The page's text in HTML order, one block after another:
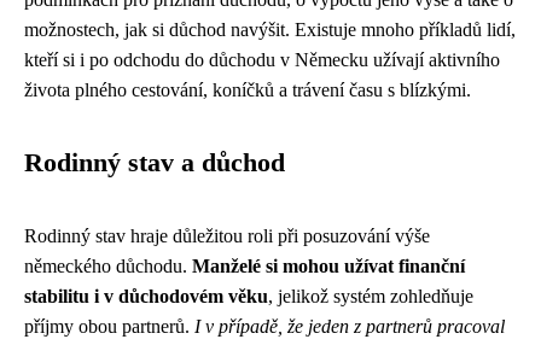
možnostech, jak si důchod navýšit. Existuje mnoho příkladů lidí,
kteří si i po odchodu do důchodu v Německu užívají aktivního
života plného cestování, koníčků a trávení času s blízkými.
Rodinný stav a důchod
Rodinný stav hraje důležitou roli při posuzování výše
německého důchodu. Manželé si mohou užívat finanční
stabilitu i v důchodovém věku, jelikož systém zohledňuje
příjmy obou partnerů. I v případě, že jeden z partnerů pracoval